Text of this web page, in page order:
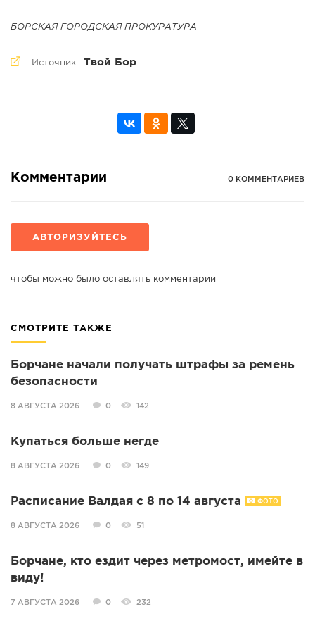
БОРСКАЯ ГОРОДСКАЯ ПРОКУРАТУРА
Источник: Твой Бор
Комментарии 0 КОММЕНТАРИЕВ
АВТОРИЗУЙТЕСЬ
чтобы можно было оставлять комментарии
СМОТРИТЕ ТАКЖЕ
Борчане начали получать штрафы за ремень
безопасности
8 АВГУСТА 2026 0 142
Купаться больше негде
8 АВГУСТА 2026 0 149
Расписание Валдая с 8 по 14 августа ФОТО
8 АВГУСТА 2026 0 51
Борчане, кто ездит через метромост, имейте в
виду!
7 АВГУСТА 2026 0 232